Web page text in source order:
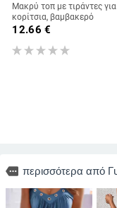
Μακρύ τοπ με τιράντες για
κορίτσια, βαμβακερό
12.66 €